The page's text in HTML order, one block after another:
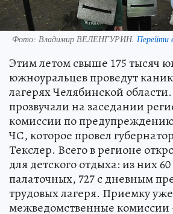
Фото: Владимир ВЕЛЕНГУРИН. Перейти
Этим летом свыше 175 тысяч
южноуральцев проведут
лагерях Челябинской
прозвучали на заседании
комиссии по
ЧС, которое провел
Текслер. Всего в регионе
для детского отдыха: из них
палаточных, 727 с дневным
трудовых лагеря. Приемку
межведомственные комиссии